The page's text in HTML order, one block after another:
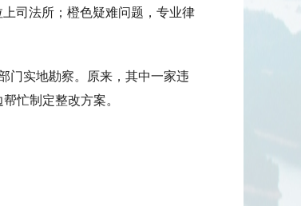
司法所；橙色疑难问题，专业律
门实地勘察。原来，其中一家违
忙制定整改方案。